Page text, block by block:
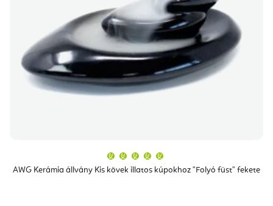
AWG Kerámia állvány Kis kövek illatos kúpokhoz "Folyó füst" fekete
átlagos
értékelése